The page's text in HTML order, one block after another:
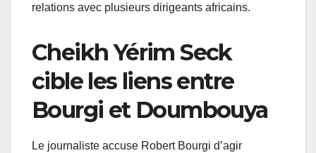
relations avec plusieurs dirigeants africains.
Cheikh Yérim Seck
cible les liens entre
Bourgi et Doumbouya
Le journaliste accuse Robert Bourgi d’agir